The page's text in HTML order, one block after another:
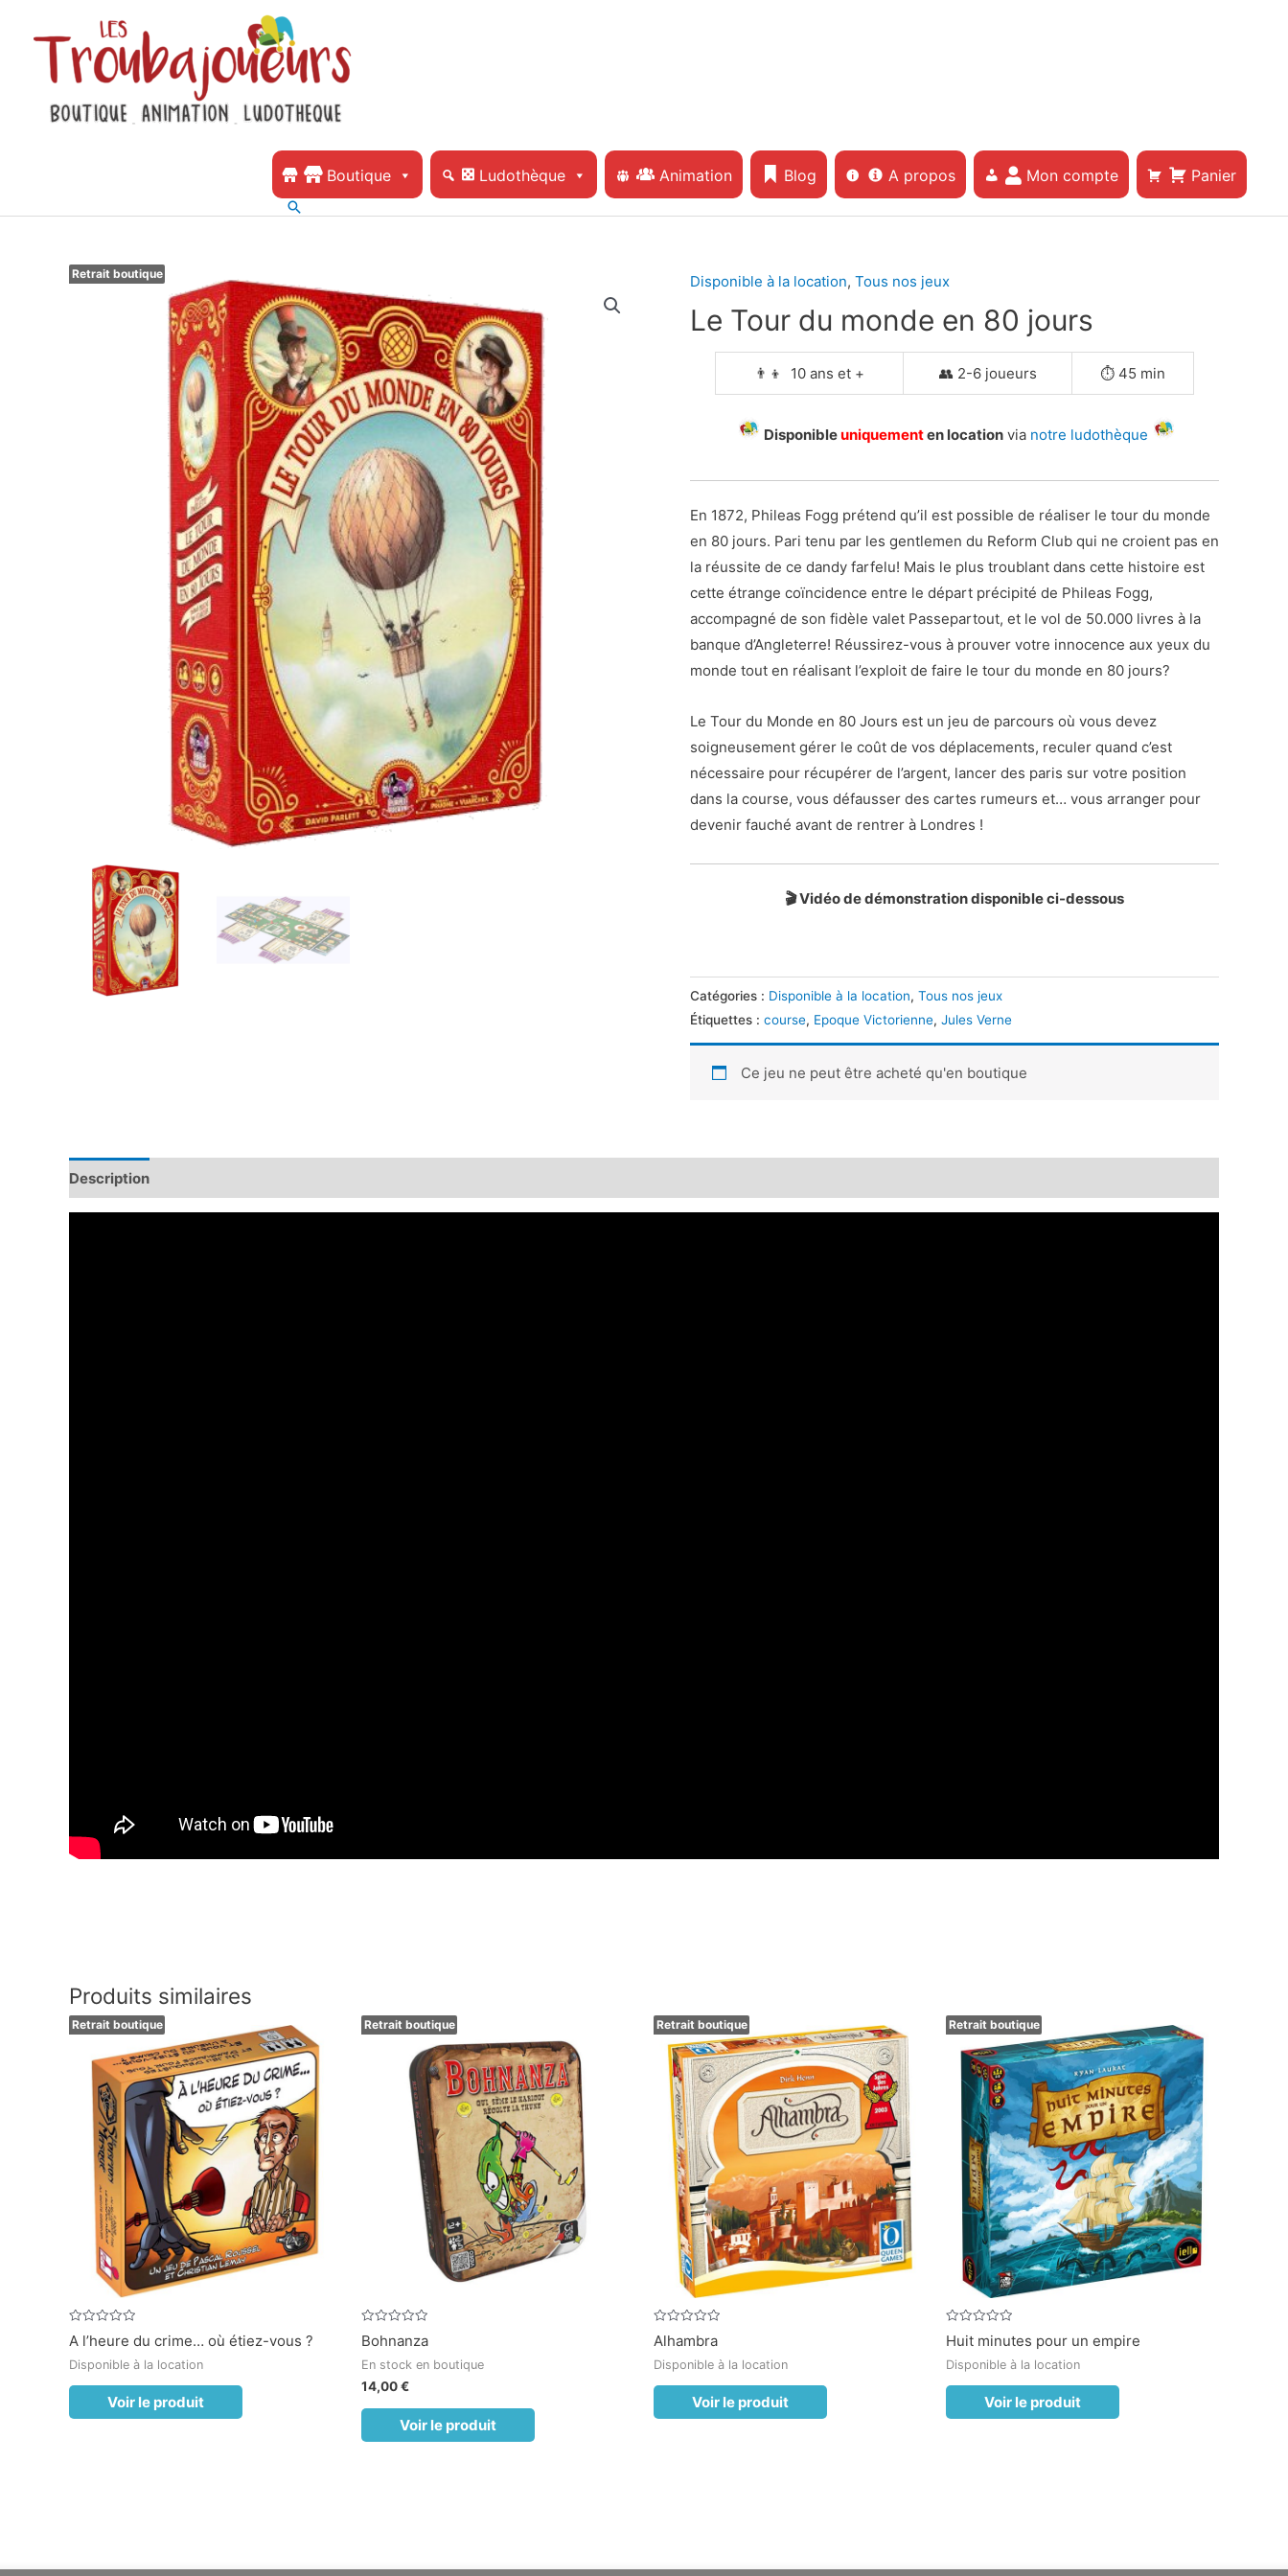
Boutique Ludothèque Animation Blog A propos Mon compte Panier
Retrait boutique Disponible à la location, Tous nos jeux
Le Tour du monde en 80 jours
👨‍👦 10 ans et + 👥 2-6 joueurs ⏱️ 45 min
Disponibleuniquementen location via notre ludothèque
En 1872, Phileas Fogg prétend qu’il est possible de réaliser le tour du monde
en 80 jours. Pari tenu par les gentlemen du Reform Club qui ne croient pas en
la réussite de ce dandy farfelu! Mais le plus troublant dans cette histoire est
cette étrange coïncidence entre le départ précipité de Phileas Fogg,
accompagné de son fidèle valet Passepartout, et le vol de 50.000 livres à la
banque d’Angleterre! Réussirez-vous à prouver votre innocence aux yeux du
monde tout en réalisant l’exploit de faire le tour du monde en 80 jours?
Le Tour du Monde en 80 Jours est un jeu de parcours où vous devez
soigneusement gérer le coût de vos déplacements, reculer quand c’est
nécessaire pour récupérer de l’argent, lancer des paris sur votre position
dans la course, vous défausser des cartes rumeurs et… vous arranger pour
devenir fauché avant de rentrer à Londres !
🎬 Vidéo de démonstration disponible ci-dessous
Catégories : Disponible à la location, Tous nos jeux
Étiquettes : course, Epoque Victorienne, Jules Verne
Ce jeu ne peut être acheté qu'en boutique
Description
Produits similaires
Retrait boutique
Note
0
5
A l’heure du crime… où étiez-vous ?
Disponible à la location
Voir le produit
Retrait boutique
Note
0
5
Bohnanza
En stock en boutique
14,00€
Voir le produit
Retrait boutique
Note
0
5
Alhambra
Disponible à la location
Voir le produit
Retrait boutique
Note
0
5
Huit minutes pour un empire
Disponible à la location
Voir le produit